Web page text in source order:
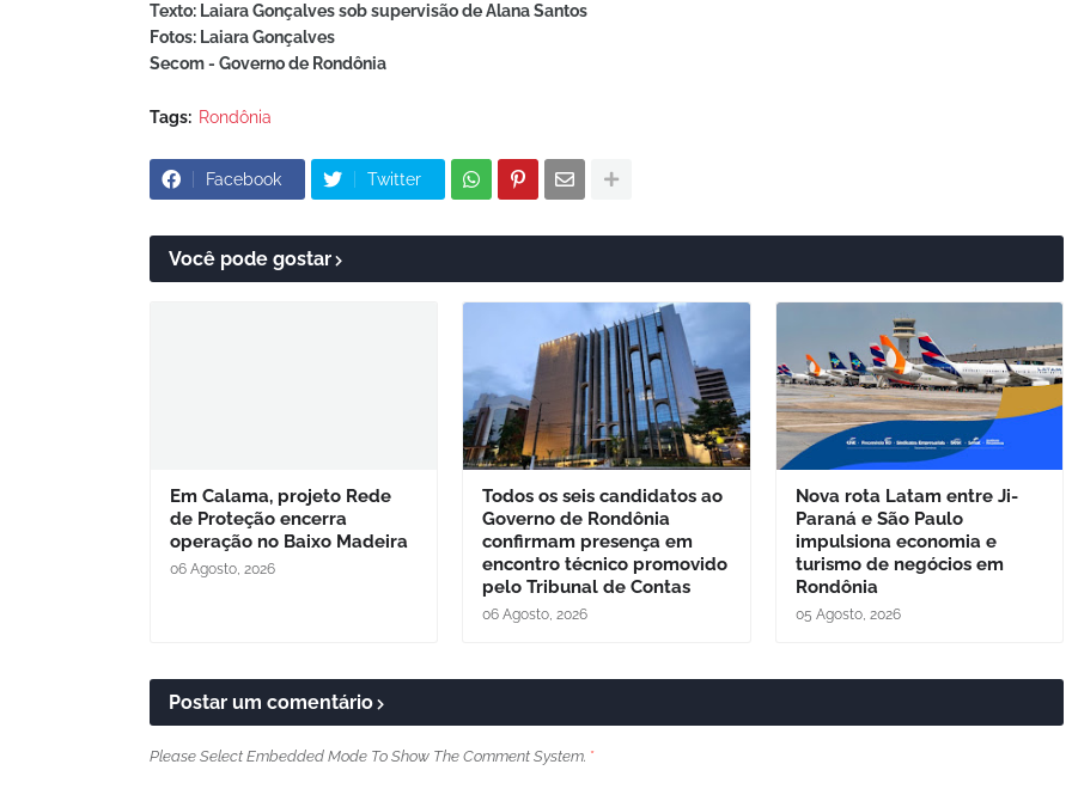
Texto: Laiara Gonçalves sob supervisão de Alana Santos
Fotos: Laiara Gonçalves
Secom - Governo de Rondônia
Tags: Rondônia
Facebook Twitter
Você pode gostar
Em Calama, projeto Rede
de Proteção encerra
operação no Baixo Madeira
06 Agosto, 2026
Todos os seis candidatos ao
Governo de Rondônia
confirmam presença em
encontro técnico promovido
pelo Tribunal de Contas
06 Agosto, 2026
Nova rota Latam entre Ji-
Paraná e São Paulo
impulsiona economia e
turismo de negócios em
Rondônia
05 Agosto, 2026
Postar um comentário
Please Select Embedded Mode To Show The Comment System. *